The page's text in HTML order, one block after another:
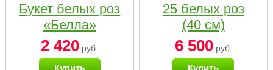
Букет белых роз
«Белла»
2 420 руб.
Купить
25 белых роз
(40 см)
6 500руб.
Купить